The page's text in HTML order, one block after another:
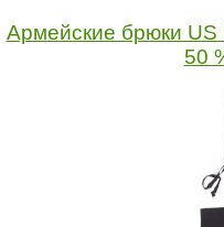
Армейские брюки US
50